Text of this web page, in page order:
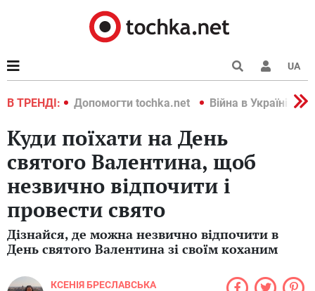
UA
В ТРЕНДІ:
2022 Допомогти tochka.net Війна в Україні 2022
Куди поїхати на День
святого Валентина, щоб
незвично відпочити і
провести свято
Дізнайся, де можна незвично відпочити в
День святого Валентина зі своїм коханим
КСЕНІЯ БРЕСЛАВСЬКА